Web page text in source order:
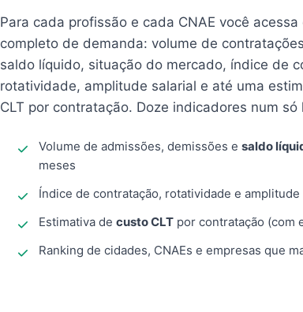
Para cada profissão e cada CNAE você acessa
completo de demanda: volume de
saldo líquido, situação do mercado, índice de
rotatividade, amplitude salarial e até uma
CLT por contratação. Doze indicadores num só
Volume de admissões, demissões e saldo
meses
Índice de contratação, rotatividade e amplitude
Estimativa de custo CLT por contratação (com
Ranking de cidades, CNAEs e empresas que